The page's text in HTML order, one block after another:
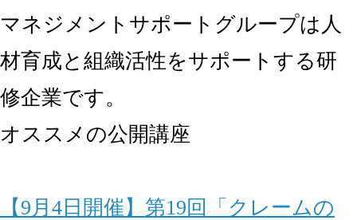
マネジメントサポートグループは人
材育成と組織活性をサポートする研
修企業です。
オススメの公開講座
【9月4日開催】第19回「クレームの